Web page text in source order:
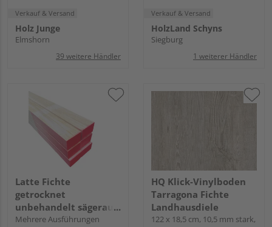
Verkauf & Versand
Holz Junge
Elmshorn
39 weitere Händler
Verkauf & Versand
HolzLand Schyns
Siegburg
1 weiterer Händler
Latte Fichte
getrocknet
unbehandelt sägerau
S10
Mehrere Ausführungen
HQ Klick-Vinylboden
Tarragona Fichte
Landhausdiele
122 x 18,5 cm, 10,5 mm stark,